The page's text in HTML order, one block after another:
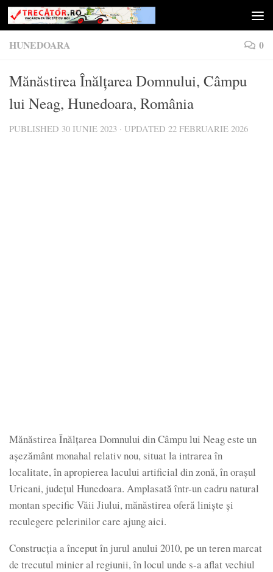
Skip to content
HUNEDOARA 0
Mănăstirea Înălțarea Domnului, Câmpu
lui Neag, Hunedoara, România
PUBLISHED 30 IUNIE 2023 · UPDATED 22 FEBRUARIE 2026
Mănăstirea Înălțarea Domnului din Câmpu lui Neag este un
așezământ monahal relativ nou, situat la intrarea în
localitate, în apropierea lacului artificial din zonă, în orașul
Uricani, județul Hunedoara. Amplasată într-un cadru natural
montan specific Văii Jiului, mănăstirea oferă liniște și
reculegere pelerinilor care ajung aici.
Construcția a început în jurul anului 2010, pe un teren marcat
de trecutul minier al regiunii, în locul unde s-a aflat vechiul